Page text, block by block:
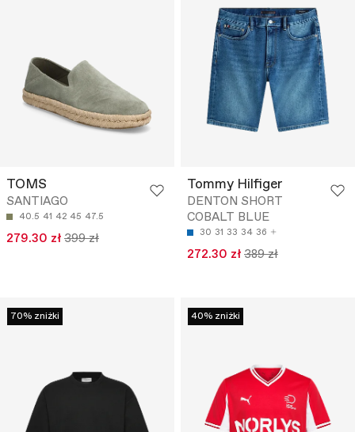
TOMS
SANTIAGO
40.5 41 42 45 47.5
279.30 zł 399 zł
Tommy Hilfiger
DENTON SHORT
COBALT BLUE
30 31 33 34 36
272.30 zł 389 zł
70% zniżki 40% zniżki